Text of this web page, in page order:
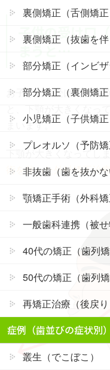
子供の受け口
まうと…
お子さまの受け口（下
と、下顎が大きくなっ
まいます。
下顎が大きくなってし
術を伴った外科矯正治
裏側矯正（舌側矯正
裏側矯正（抜歯を伴
部分矯正（インビ
部分矯正（裏側矯正
小児矯正（子供矯正
プレオルソ（予防矯
非抜歯（歯を抜かな
顎矯正手術（外科矯
一般歯科連携（被せ
40代の矯正（歯列矯
50代の矯正（歯列矯
再矯正治療（後戻り
症例（歯並びの症状別）
叢生（でこぼこ）